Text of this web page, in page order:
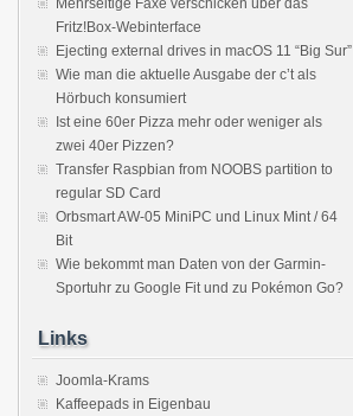
Mehrseitige Faxe verschicken über das
Fritz!Box-Webinterface
Ejecting external drives in macOS 11 “Big Sur”
Wie man die aktuelle Ausgabe der c’t als
Hörbuch konsumiert
Ist eine 60er Pizza mehr oder weniger als
zwei 40er Pizzen?
Transfer Raspbian from NOOBS partition to
regular SD Card
Orbsmart AW-05 MiniPC und Linux Mint / 64
Bit
Wie bekommt man Daten von der Garmin-
Sportuhr zu Google Fit und zu Pokémon Go?
Links
Joomla-Krams
Kaffeepads in Eigenbau